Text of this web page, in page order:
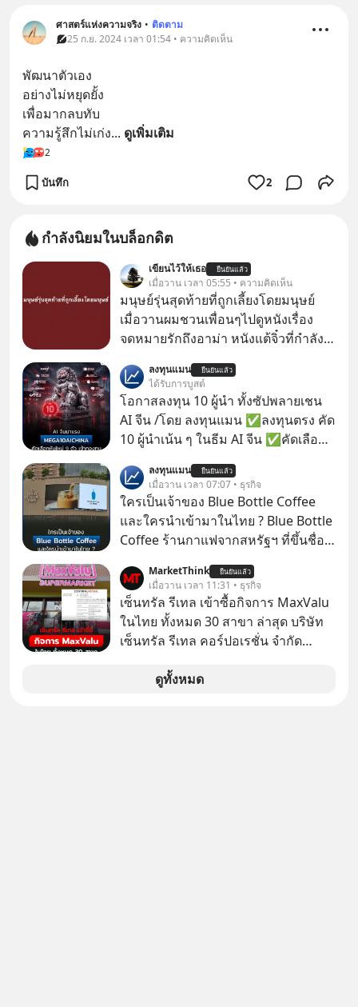
ศาสตร์แห่งความจริง • ติดตาม
25 ก.ย. 2024 เวลา 01:54 • ความคิดเห็น
พัฒนาตัวเอง
อย่างไม่หยุดยั้ง
เพื่อมากลบทับ
ความรู้สึกไม่เก่ง... ดูเพิ่มเติม
2
บันทึก 2
กำลังนิยมในบล็อกดิต
เขียนไว้ให้เธอ ยืนยันแล้ว
เมื่อวาน เวลา 05:55 • ความคิดเห็น
มนุษย์รุ่นสุดท้ายที่ถูกเลี้ยงโดยมนุษย์
เมื่อวานผมชวนเพื่อนๆไปดูหนังเรื่อง
จดหมายรักถึงอาม่า หนังแต้จิ๋วที่กำลัง
ป๊าผมเห็นโปสเตอร์หนังเรื่องนี้หลาย
เดือนก่อนและอยากดูมาก ด้วยเพราะว่า
อากงก็มาจากเมืองจีน ป๊าก็พูดแต้จิ๋วได้
มีเรื่องราวมีความผูกพันที่ได้ยินตั้งแต่
ลงทุนแมน ยืนยันแล้ว
ได้รับการบูสต์
โอกาสลงทุน 10 ผู้นำ ทั้งซัปพลายเชน
AI จีน /โดย ลงทุนแมน ✅ลงทุนตรง คัด
10 ผู้นำเน้น ๆ ในธีม AI จีน ✅คัดเลือก
เจ้าของผู้นำ AI จีน ตั้งแต่โรงงานผลิตชิป
หน่วยความจำ โมเดล AI ยันหุ่นยนต์
✅ได้การรับยกเว้นภาษี Capital Gain
ตามกฎหมายภาษีของประเทศไทย
ลงทุนแมน ยืนยันแล้ว
เมื่อวาน เวลา 07:07 • ธุรกิจ
ใครเป็นเจ้าของ Blue Bottle Coffee
และใครนำเข้ามาในไทย ? Blue Bottle
Coffee ร้านกาแฟจากสหรัฐฯ ที่ขึ้นชื่อ
แรกในประเทศไทย ที่ Central Park
MarketThink ยืนยันแล้ว
เมื่อวาน เวลา 11:31 • ธุรกิจ
เซ็นทรัล รีเทล เข้าซื้อกิจการ MaxValu
ในไทย ทั้งหมด 30 สาขา ล่าสุด บริษัท
เซ็นทรัล รีเทล คอร์ปอเรชั่น จํากัด
ตลาดหลักทรัพย์แห่งประเทศไทยว่า ได้
ดูทั้งหมด